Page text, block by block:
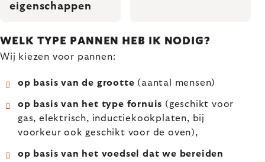
eigenschappen
WELK TYPE PANNEN HEB IK NODIG?
Wij kiezen voor pannen:
op basis van de grootte (aantal mensen)
op basis van het type fornuis (geschikt voor
gas, elektrisch, inductiekookplaten, bij
voorkeur ook geschikt voor de oven),
op basis van het voedsel dat we bereiden